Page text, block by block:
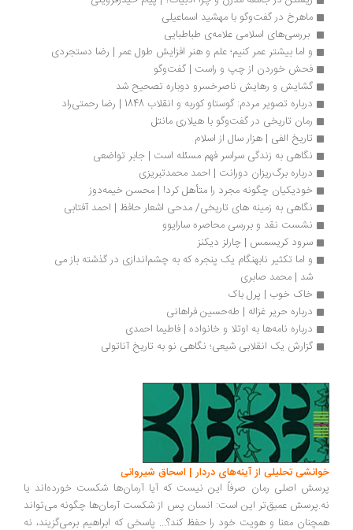
ماهرخ در گفت‌وگو با مهشید اسماعیلی
بررسی‌های اسلامی علامه‌ی طباطبایی
و اما بیشتر عمر کنیم؛ علم و هنر افزایش طول عمر | رضا دستجردی
فحش خوردن از چپ و راست | گفت‌وگو
گشایش و رهایش ناصرخسرو دوباره تصحیح شد
درباره تصویر مردم: گوستاو کوربه و انقلاب 1848 | رضا رحمتی‌راد
رمان تاریخی در گفت‌وگو با هیلاری مانتل
تاریخ الفی | هزار سال از اسلام
نگاهی به زندگی سراسر فهم مسئله است | جابر تواضعی
درباره برگ‌ریزان دورانت | احمد محمدتبریزی
خودیکیان چگونه مجرد را متأهل کرد! | محسن خیمه‌دوز
نگاهی به زمینه های تاریخی/ مدحی اشعار حافظ | احمد آفتابی
نشست نقد و بررسی محاصره سارایوو
سرود کریسمس | چارلز دیکنز
و اما تکثیر نابهنگام یک پنجره که به چشم‌اندازی در گذشته باز می
شد | محمد صابری
خاک خوب | پرل باک
درباره حریر غزاله | طه‌حسین فراهانی
درباره نامه‌ها به اوتلا و خانواده | فاطیما احمدی
گزارش یک انقلابی شیعی؛‌ نگاهی نو به تاریخ‌ آناتولی
تحلیلی از آینه‌های دردار | اسحاق شیروانی
اصلی رمان صرفاً این نیست که آیا آرمان‌ها شکست خورده‌اند یا
عمیق‌تر این است: انسان پس از شکست آرمان‌ها چگونه می‌تواند
معنا و هویت خود را حفظ کند؟... پاسخی که ابراهیم برمی‌گزیند، نه